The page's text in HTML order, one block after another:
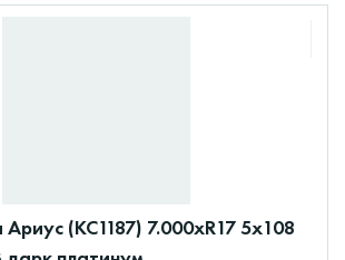
(КС1187) 7.000xR17 5x108